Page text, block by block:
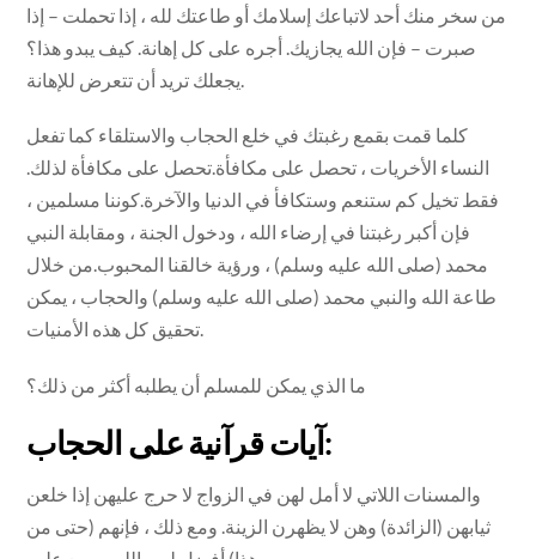
من سخر منك أحد لاتباعك إسلامك أو طاعتك لله ، إذا تحملت – إذا
صبرت – فإن الله يجازيك. أجره على كل إهانة. كيف يبدو هذا؟
يجعلك تريد أن تتعرض للإهانة.
كلما قمت بقمع رغبتك في خلع الحجاب والاستلقاء كما تفعل
النساء الأخريات ، تحصل على مكافأة.تحصل على مكافأة لذلك.
فقط تخيل كم ستنعم وستكافأ في الدنيا والآخرة.كوننا مسلمين ،
فإن أكبر رغبتنا في إرضاء الله ، ودخول الجنة ، ومقابلة النبي
محمد (صلى الله عليه وسلم) ، ورؤية خالقنا المحبوب.من خلال
طاعة الله والنبي محمد (صلى الله عليه وسلم) والحجاب ، يمكن
تحقيق كل هذه الأمنيات.
ما الذي يمكن للمسلم أن يطلبه أكثر من ذلك؟
آيات قرآنية على الحجاب:
والمسنات اللاتي لا أمل لهن في الزواج لا حرج عليهن إذا خلعن
ثيابهن (الزائدة) وهن لا يظهرن الزينة. ومع ذلك ، فإنهم (حتى من